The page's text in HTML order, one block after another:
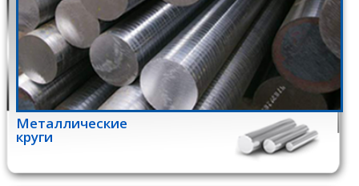
Металлические
круги